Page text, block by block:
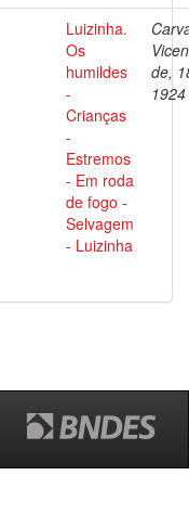
Luizinha.
Os
humildes
-
Crianças
-
Estremos
- Em roda
de fogo -
Selvagem
- Luizinha
de,
1924